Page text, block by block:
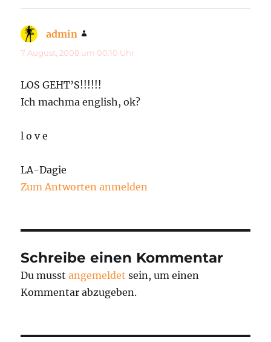
admin
7 August, 2008 um 00:10 Uhr
LOS GEHT’S!!!!!!
Ich machma english, ok?
l o v e
LA-Dagie
Zum Antworten anmelden
Schreibe einen Kommentar
Du musstangemeldet sein, um einen
Kommentar abzugeben.